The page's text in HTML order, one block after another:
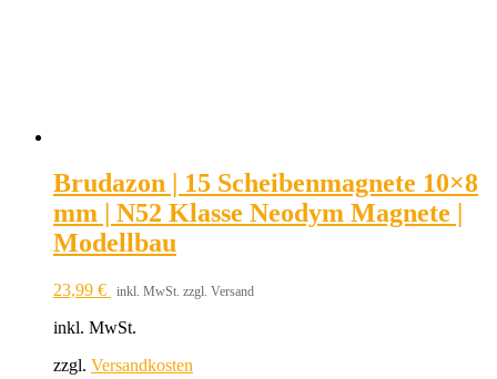
Brudazon | 15 Scheibenmagnete 10×8
mm | N52 Klasse Neodym Magnete |
Modellbau
23,99 € inkl. MwSt. zzgl. Versand
inkl. MwSt.
zzgl. Versandkosten